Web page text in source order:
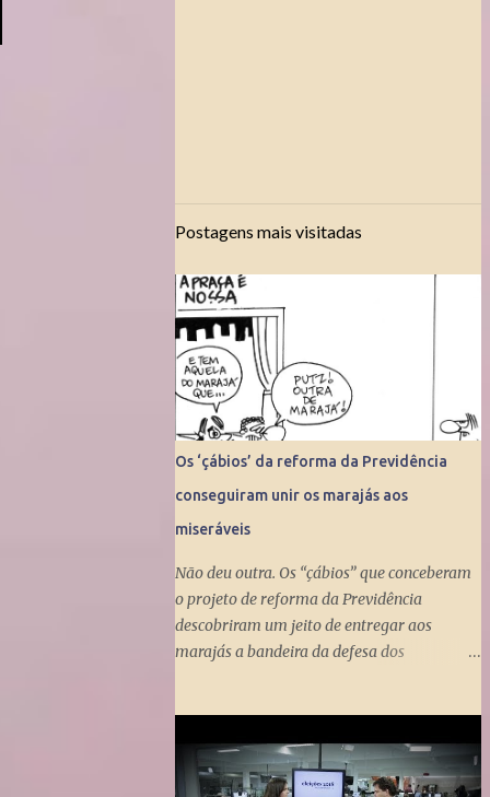
Postagens mais visitadas
Os ‘çábios’ da reforma da Previdência
conseguiram unir os marajás aos
miseráveis
Não deu outra. Os “çábios” que conceberam
o projeto de reforma da Previdência
descobriram um jeito de entregar aos
marajás a bandeira da defesa dos
miseráveis que têm mais de 65 anos. O
projeto é engenhoso. Dá R$ 400 ao